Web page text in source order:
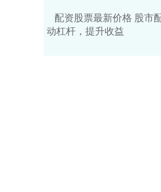
配资股票最新价格 股市
动杠杆，提升收益